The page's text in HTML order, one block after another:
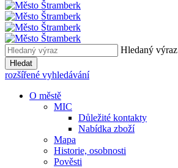
Hledaný výraz
Hledat
rozšířené vyhledávání
O městě
MIC
Důležité kontakty
Nabídka zboží
Mapa
Historie, osobnosti
Pověsti